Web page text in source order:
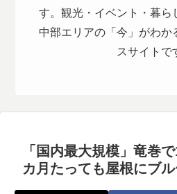
す。観光・イベント・暮ら
中部エリアの「今」がわか
スサイトで
「国内最大規模」竜巻
カ月たっても屋根にブ